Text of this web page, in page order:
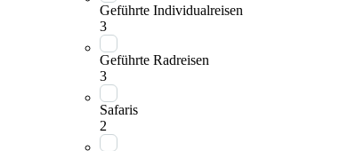
Geführte Individualreisen
3
Geführte Radreisen
3
Safaris
2